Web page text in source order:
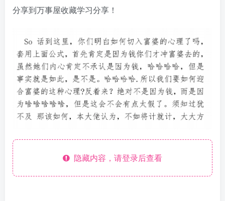
分享到万事屋收藏学习分享！
隐藏内容，请登录后查看